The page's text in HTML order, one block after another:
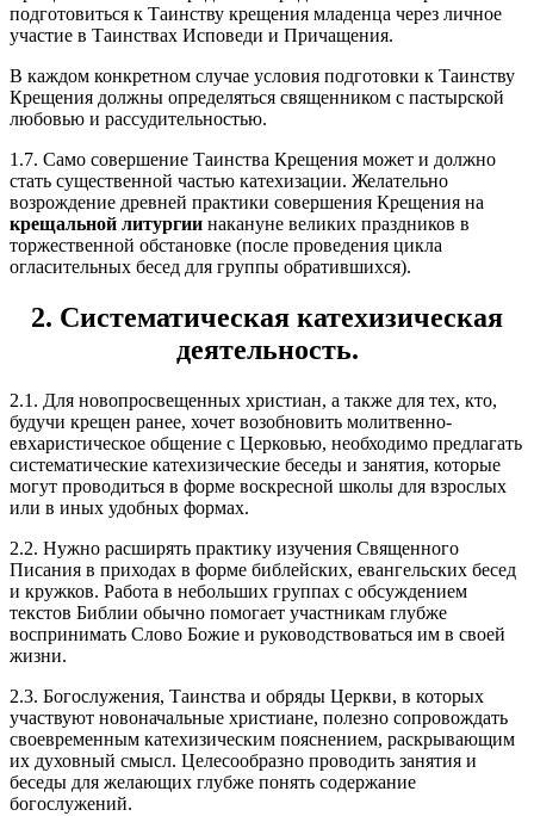
подготовиться к Таинству крещения младенца через личное
участие в Таинствах Исповеди и Причащения.
В каждом конкретном случае условия подготовки к Таинству
Крещения должны определяться священником с пастырской
любовью и рассудительностью.
1.7. Само совершение Таинства Крещения может и должно
стать существенной частью катехизации. Желательно
возрождение древней практики совершения Крещения на
крещальной литургии накануне великих праздников в
торжественной обстановке (после проведения цикла
огласительных бесед для группы обратившихся).
2. Систематическая катехизическая
деятельность.
2.1. Для новопросвещенных христиан, а также для тех, кто,
будучи крещен ранее, хочет возобновить молитвенно-
евхаристическое общение с Церковью, необходимо предлагать
систематические катехизические беседы и занятия, которые
могут проводиться в форме воскресной школы для взрослых
или в иных удобных формах.
2.2. Нужно расширять практику изучения Священного
Писания в приходах в форме библейских, евангельских бесед
и кружков. Работа в небольших группах с обсуждением
текстов Библии обычно помогает участникам глубже
воспринимать Слово Божие и руководствоваться им в своей
жизни.
2.3. Богослужения, Таинства и обряды Церкви, в которых
участвуют новоначальные христиане, полезно сопровождать
своевременным катехизическим пояснением, раскрывающим
их духовный смысл. Целесообразно проводить занятия и
беседы для желающих глубже понять содержание
богослужений.